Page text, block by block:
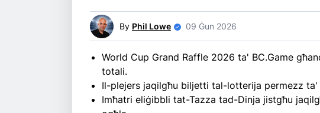
By Phil Lowe 09 Ġun 2026
World Cup Grand Raffle 2026 ta' BC.Game
totali.
Il-plejers jaqilgħu biljetti tal-lotterija permezz
Imħatri eliġibbli tat-Tazza tad-Dinja jistgħu